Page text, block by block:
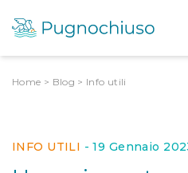
Home > Blog > Info utili
INFO UTILI -19 Gennaio